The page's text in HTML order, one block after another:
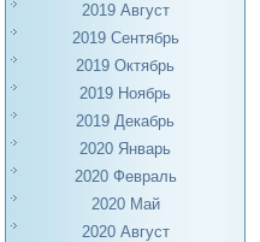
2019 Август
2019 Сентябрь
2019 Октябрь
2019 Ноябрь
2019 Декабрь
2020 Январь
2020 Февраль
2020 Май
2020 Август